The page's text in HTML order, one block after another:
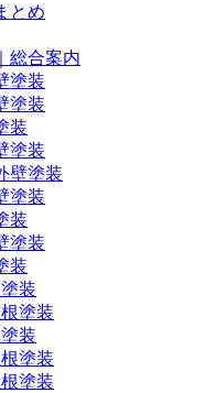
とめ
総合案内
塗装
塗装
装
塗装
壁塗装
塗装
装
塗装
装
装
塗装
装
塗装
塗装